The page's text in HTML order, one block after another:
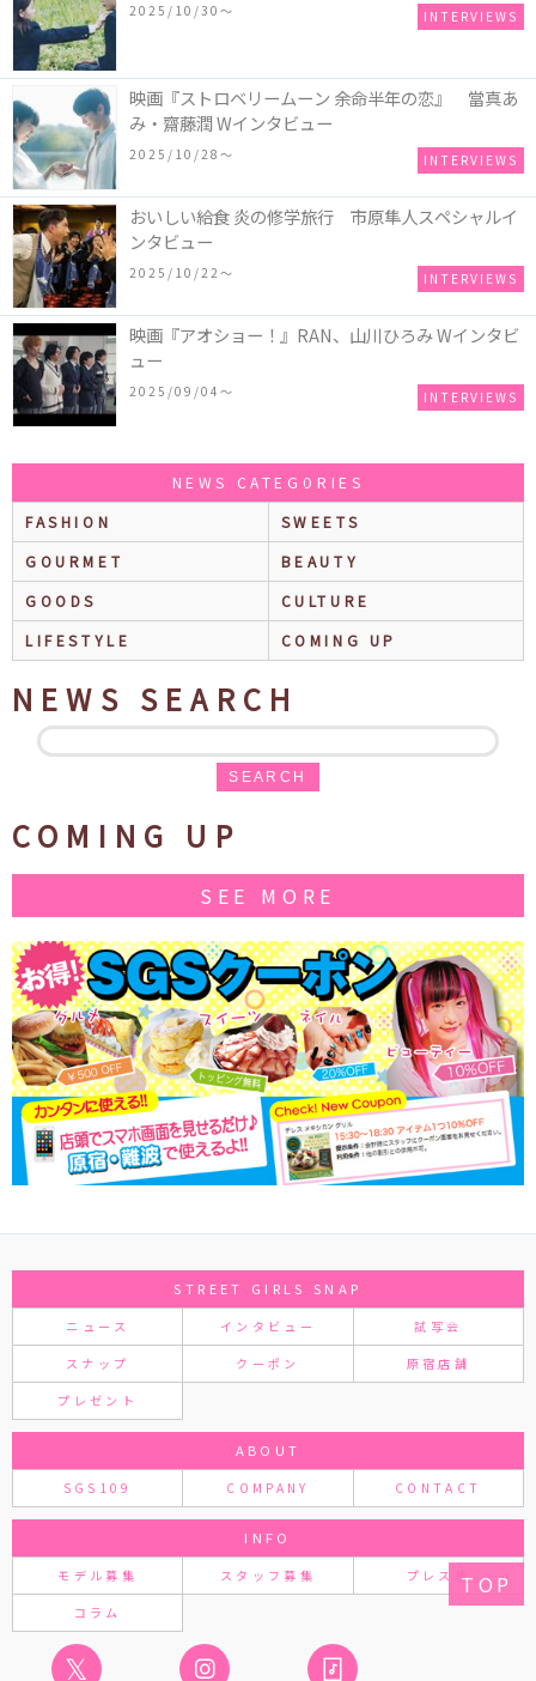
2025/10/30〜 INTERVIEWS
映画『ストロベリームーン 余命半年の恋』 當真あ
み・齋藤潤 Wインタビュー
2025/10/28〜 INTERVIEWS
おいしい給食 炎の修学旅行 市原隼人スペシャルイ
ンタビュー
2025/10/22〜 INTERVIEWS
映画『アオショー！』RAN、山川ひろみ Wインタビ
ュー
2025/09/04〜 INTERVIEWS
NEWS CATEGORIES
FASHION
SWEETS
GOURMET
BEAUTY
GOODS
CULTURE
LIFESTYLE
COMING UP
NEWS SEARCH
SEARCH
COMING UP
SEE MORE
STREET GIRLS SNAP
ニュース インタビュー 試写会
スナップ クーポン 原宿店舗
プレゼント
ABOUT
SGS109 COMPANY CONTACT
INFO
モデル募集 スタッフ募集 プレス様
コラム
𝕏
TOP